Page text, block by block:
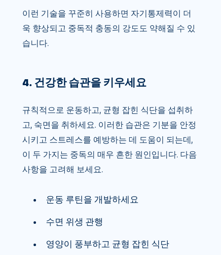
이런 기술을 꾸준히 사용하면 자기통제력이 더
욱 향상되고 중독적 충동의 강도도 약해질 수 있
습니다.
4. 건강한 습관을 키우세요
규칙적으로 운동하고, 균형 잡힌 식단을 섭취하
고, 숙면을 취하세요. 이러한 습관은 기분을 안정
시키고 스트레스를 예방하는 데 도움이 되는데,
이 두 가지는 중독의 매우 흔한 원인입니다. 다음
사항을 고려해 보세요.
운동 루틴을 개발하세요
수면 위생 관행
영양이 풍부하고 균형 잡힌 식단